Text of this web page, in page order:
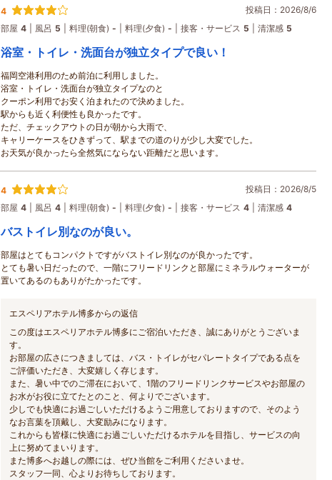
4
投稿日：2026/8/6
部屋 4 風呂 5 料理(朝食) - 料理(夕食) - 接客・サービス 5 清潔感 5
浴室・トイレ・洗面台が独立タイプで良い！
福岡空港利用のため前泊に利用しました。
浴室・トイレ・洗面台が独立タイプなのと
クーポン利用でお安く泊まれたので決めました。
駅からも近く利便性も良かったです。
ただ、チェックアウトの日が朝から大雨で、
キャリーケースをひきずって、駅までの道のりが少し大変でした。
お天気が良かったら全然気にならない距離だと思います。
4
投稿日：2026/8/5
部屋 4 風呂 4 料理(朝食) - 料理(夕食) - 接客・サービス 4 清潔感 4
バストイレ別なのが良い。
部屋はとてもコンパクトですがバストイレ別なのが良かったです。
とても暑い日だったので、一階にフリードリンクと部屋にミネラルウォーターが
置いてあるのもありがたかったです。
エスペリアホテル博多からの返信
この度はエスペリアホテル博多にご宿泊いただき、誠にありがとうございま
す。
お部屋の広さにつきましては、バス・トイレがセパレートタイプである点を
ご評価いただき、大変嬉しく存じます。
また、暑い中でのご滞在において、1階のフリードリンクサービスやお部屋の
お水がお役に立てたとのこと、何よりでございます。
少しでも快適にお過ごしいただけるようご用意しておりますので、そのよう
なお言葉を頂戴し、大変励みになります。
これからも皆様に快適にお過ごしいただけるホテルを目指し、サービスの向
上に努めてまいります。
また博多へお越しの際には、ぜひ当館をご利用くださいませ。
スタッフ一同、心よりお待ちしております。